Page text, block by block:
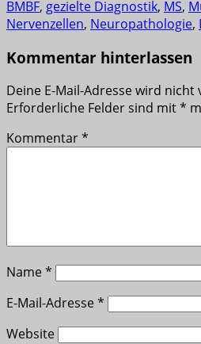
BMBF, gezielte Diagnostik, MS,
Nervenzellen, Neuropathologie,
Kommentar hinterlassen
Deine E-Mail-Adresse wird
Erforderliche Felder sind mit*
Kommentar*
Name*
E-Mail-Adresse*
Website